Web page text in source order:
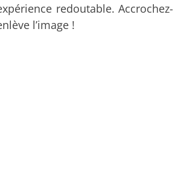
redoutable. Accrochez-
l’image !